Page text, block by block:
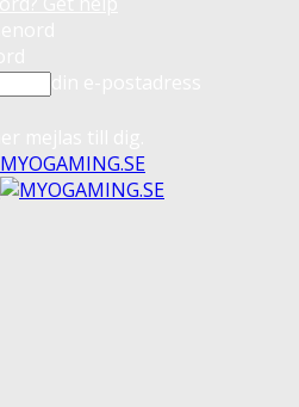
MYOGAMING.SE